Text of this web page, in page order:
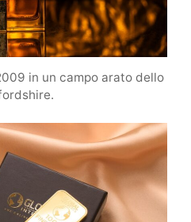
in un campo arato dello